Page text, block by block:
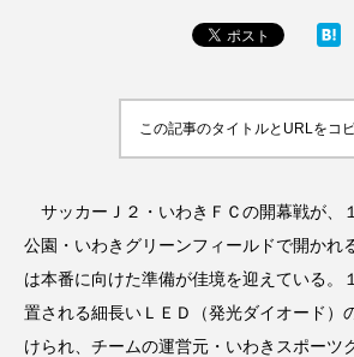
この記事のタイトルとURLをコ
サッカーＪ２・いわきＦＣの開幕戦が、
公園・いわきグリーンフィールドで開かれ
は本番に向けた準備が佳境を迎えている。
置される細長いＬＥＤ（発光ダイオード）
けられ、チームの運営元・いわきスポーツ